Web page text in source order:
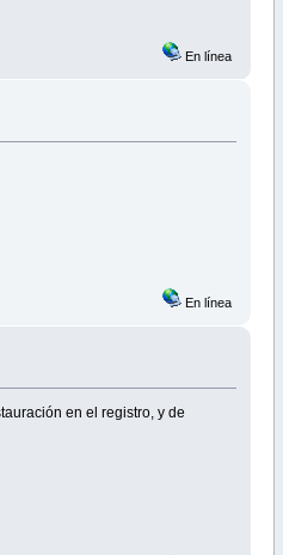
En línea
En línea
en el registro, y de